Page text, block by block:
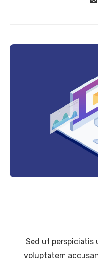
Sed ut perspiciatis
voluptatem